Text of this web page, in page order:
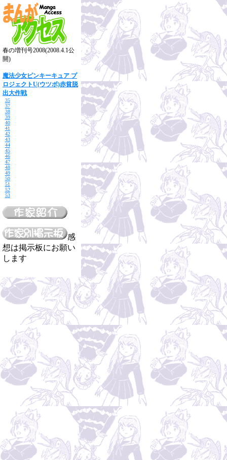
春の増刊号2008(2008.4.1公
開)
魔法少女ピンキーキュア プ
ロジェクトU(ウツボ)赤貧脱
出大作戦
35
37
38
39
40
41
42
43
44
45
46
47
48
49
50
51
52
53
感
想は掲示板にお願い
します